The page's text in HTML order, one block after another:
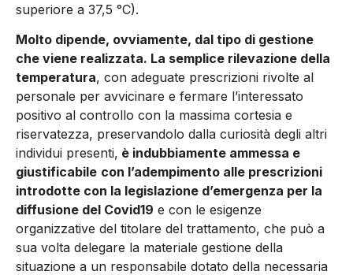
superiore a 37,5 °C).
Molto dipende, ovviamente, dal tipo di gestione
che viene realizzata. La semplice rilevazione della
temperatura, con adeguate prescrizioni rivolte al
personale per avvicinare e fermare l’interessato
positivo al controllo con la massima cortesia e
riservatezza, preservandolo dalla curiosità degli altri
individui presenti, è indubbiamente ammessa e
giustificabile con l’adempimento alle prescrizioni
introdotte con la legislazione d’emergenza per la
diffusione del Covid19 e con le esigenze
organizzative del titolare del trattamento, che può a
sua volta delegare la materiale gestione della
situazione a un responsabile dotato della necessaria